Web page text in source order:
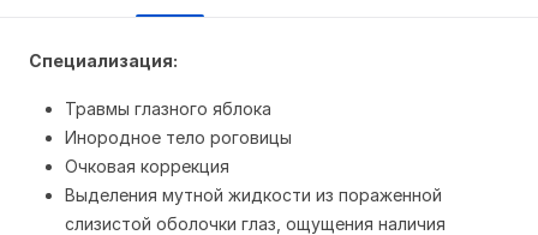
Специализация:
Травмы глазного яблока
Инородное тело роговицы
Очковая коррекция
Выделения мутной жидкости из пораженной
слизистой оболочки глаз, ощущения наличия